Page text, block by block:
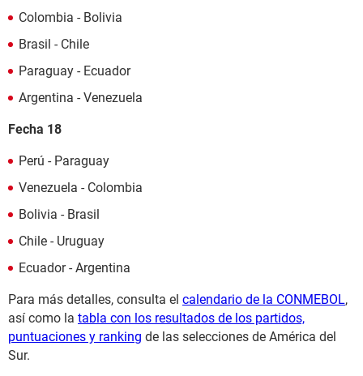
Colombia - Bolivia
Brasil - Chile
Paraguay - Ecuador
Argentina - Venezuela
Fecha 18
Perú - Paraguay
Venezuela - Colombia
Bolivia - Brasil
Chile - Uruguay
Ecuador - Argentina
Para más detalles, consulta el calendario de la CONMEBOL,
así como la tabla con los resultados de los partidos,
puntuaciones y ranking de las selecciones de América del
Sur.